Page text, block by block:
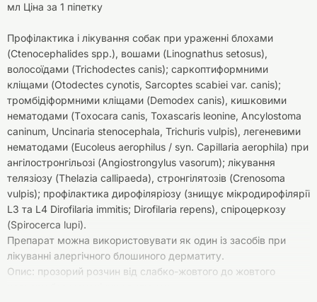
мл Ціна за 1 піпетку
Профілактика і лікування собак при ураженні блохами
(Ctenocephalides spp.), вошами (Linognathus setosus),
волосоїдами (Trichodectes canis); саркоптиформними
кліщами (Otodectes cynotis, Sarcoptes scabiei var. canis);
тромбідіформними кліщами (Demodex canis), кишковими
нематодами (Тoxocara canis, Toxascaris leonine, Ancylostoma
caninum, Uncinaria stenocephala, Trichuris vulpis), легеневими
нематодами (Eucoleus aerophilus / syn. Capillaria aerophila) при
ангілостронгільозі (Angiostrongylus vasorum); лікування
телязіозу (Thelazia callipaeda), стронгілятозів (Crenosoma
vulpis); профілактика дирофіляріозу (знищує мікродирофілярії
L3 та L4 Dirofilaria immitis; Dirofilaria repens), спіроцеркозу
(Spirocerca lupi).
Препарат можна використовувати як один із засобів при
лікуванні алергічного блошиного дерматиту.
Опис: прозорий розчин від слабко-жовтого до жовтого